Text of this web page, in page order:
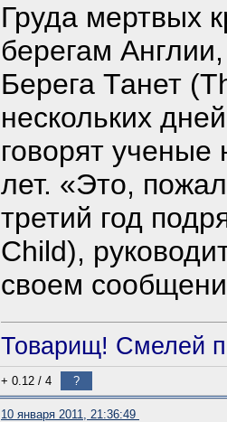
Груда мертвых
берегам
Берега Танет
нескольких
говорят ученые
лет. «Это,
третий год
Child),
своем
Товарищ! Смелей
+ 0.12 / 4 ?
10 января 2011, 21:36:49